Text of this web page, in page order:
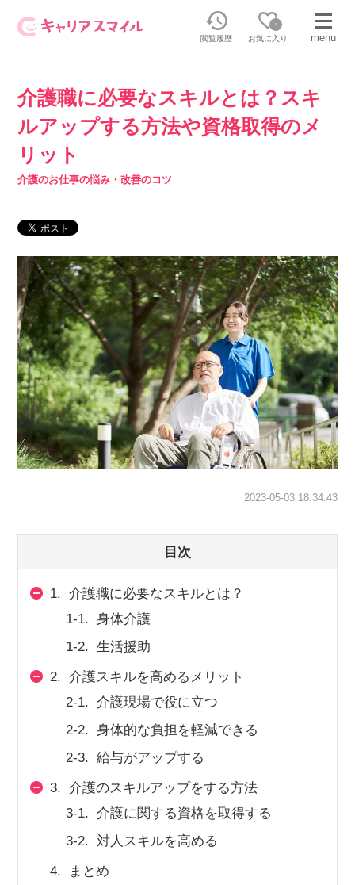
閲覧履歴
0
お気に入り menu
無料相談・お問い合わせはこちら
無料転職相談・お問い合わせの内容を
派遣で働く
介護の資格取得について
その他のお問い合わせ
採用担当者様はこちら
介護のリスキリング
キャリアスマイルとは
スマイルカのsmileコラム
FAQ
紹介会社を使うメリットについて
WEB勤怠
支店連絡先一覧
会社概要 個人情報保護方針
介護職に必要なスキルとは？スキ
ルアップする方法や資格取得のメ
リット
介護のお仕事の悩み・改善のコツ
2023-05-03 18:34:43
目次
1. 介護職に必要なスキルとは？
1-1. 身体介護
1-2. 生活援助
2. 介護スキルを高めるメリット
2-1. 介護現場で役に立つ
2-2. 身体的な負担を軽減できる
2-3. 給与がアップする
3. 介護のスキルアップをする方法
3-1. 介護に関する資格を取得する
3-2. 対人スキルを高める
4.
まとめ